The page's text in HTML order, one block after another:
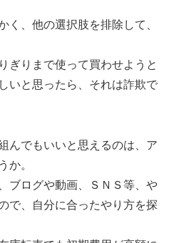
く、他の選択肢を排除して、
ぎりまで使って買わせようと
いと思ったら、それは詐欺で
んでもいいと思えるのは、ア
か。
ブログや動画、ＳＮＳ等、や
で、自分に合ったやり方を探